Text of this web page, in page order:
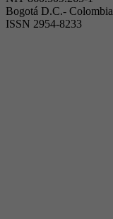
Bogotá D.C.- Colombia
ISSN 2954-8233